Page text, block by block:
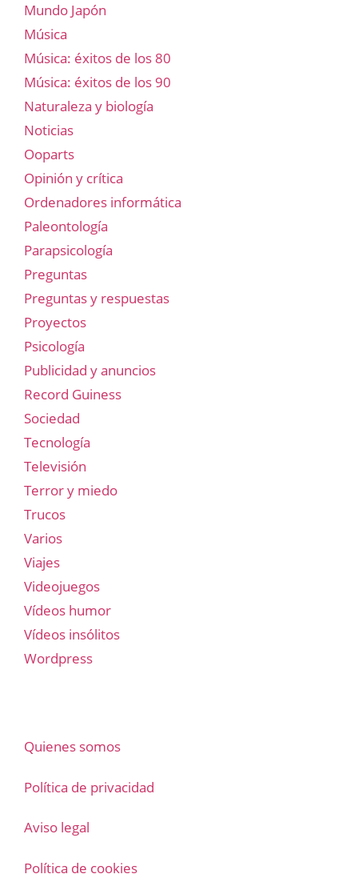
Mundo Japón
Música
Música: éxitos de los 80
Música: éxitos de los 90
Naturaleza y biología
Noticias
Ooparts
Opinión y crítica
Ordenadores informática
Paleontología
Parapsicología
Preguntas
Preguntas y respuestas
Proyectos
Psicología
Publicidad y anuncios
Record Guiness
Sociedad
Tecnología
Televisión
Terror y miedo
Trucos
Varios
Viajes
Videojuegos
Vídeos humor
Vídeos insólitos
Wordpress
Quienes somos
Política de privacidad
Aviso legal
Política de cookies